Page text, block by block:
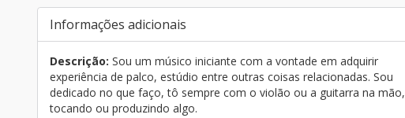
Informações adicionais
Descrição: Sou um músico iniciante com a vontade em adquirir
experiência de palco, estúdio entre outras coisas relacionadas. Sou
dedicado no que faço, tô sempre com o violão ou a guitarra na mão,
tocando ou produzindo algo.